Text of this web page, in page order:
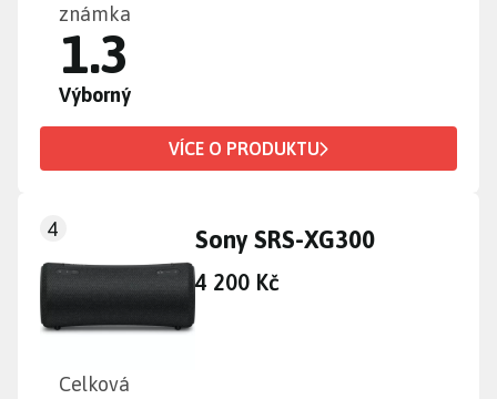
známka
1.3
Výborný
VÍCE O PRODUKTU
4 Sony SRS-XG300
4 200 Kč
Celková